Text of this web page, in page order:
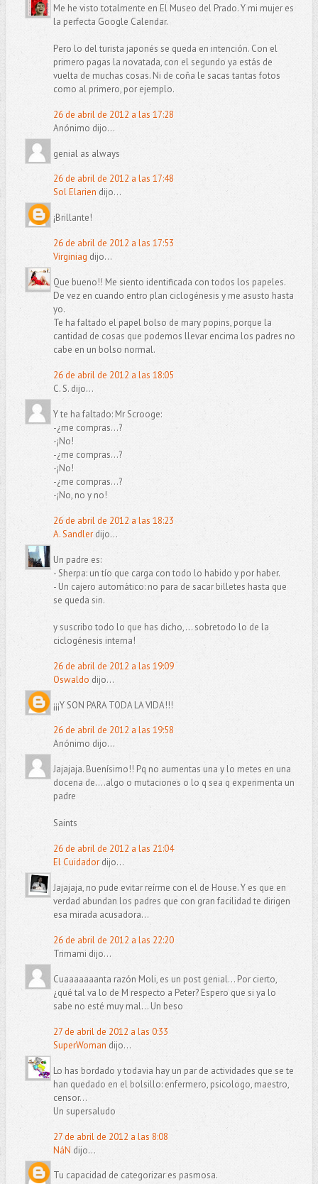
Me he visto totalmente en El Museo del Prado. Y mi mujer es
la perfecta Google Calendar.
Pero lo del turista japonés se queda en intención. Con el
primero pagas la novatada, con el segundo ya estás de
vuelta de muchas cosas. Ni de coña le sacas tantas fotos
como al primero, por ejemplo.
26 de abril de 2012 a las 17:28
Anónimo dijo...
genial as always
26 de abril de 2012 a las 17:48
Sol Elarien dijo...
¡Brillante!
26 de abril de 2012 a las 17:53
Virginiag dijo...
Que bueno!! Me siento identificada con todos los papeles.
De vez en cuando entro plan ciclogénesis y me asusto hasta
yo.
Te ha faltado el papel bolso de mary popins, porque la
cantidad de cosas que podemos llevar encima los padres no
cabe en un bolso normal.
26 de abril de 2012 a las 18:05
C. S. dijo...
Y te ha faltado: Mr Scrooge:
-¿me compras...?
-¡No!
-¿me compras...?
-¡No!
-¿me compras...?
-¡No, no y no!
26 de abril de 2012 a las 18:23
A. Sandlerdijo...
Un padre es:
- Sherpa: un tío que carga con todo lo habido y por haber.
- Un cajero automático: no para de sacar billetes hasta que
se queda sin.
y suscribo todo lo que has dicho,... sobretodo lo de la
ciclogénesis interna!
26 de abril de 2012 a las 19:09
Oswaldo dijo...
¡¡¡Y SON PARA TODA LA VIDA!!!
26 de abril de 2012 a las 19:58
Anónimo dijo...
Jajajaja. Buenísimo!! Pq no aumentas una y lo metes en una
docena de....algo o mutaciones o lo q sea q experimenta un
padre
Saints
26 de abril de 2012 a las 21:04
El Cuidadordijo...
Jajajaja, no pude evitar reírme con el de House. Y es que en
verdad abundan los padres que con gran facilidad te dirigen
esa mirada acusadora...
26 de abril de 2012 a las 22:20
Trimami dijo...
Cuaaaaaaanta razón Moli, es un post genial... Por cierto,
¿qué tal va lo de M respecto a Peter? Espero que si ya lo
sabe no esté muy mal... Un beso
27 de abril de 2012 a las 0:33
SuperWoman dijo...
Lo has bordado y todavia hay un par de actividades que se te
han quedado en el bolsillo: enfermero, psicologo, maestro,
censor...
Un supersaludo
27 de abril de 2012 a las 8:08
NáN dijo...
Tu capacidad de categorizar es pasmosa.